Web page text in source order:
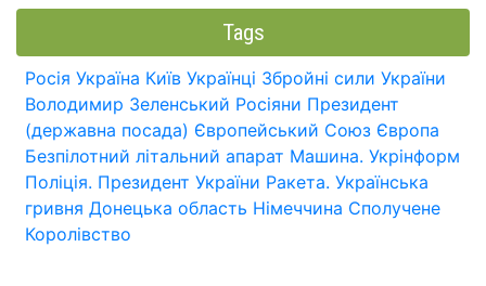
Tags
Росія Україна Київ Українці Збройні сили України
Володимир Зеленський Росіяни Президент
(державна посада) Європейський Союз Європа
Безпілотний літальний апарат Машина. Укрінформ
Поліція. Президент України Ракета. Українська
гривня Донецька область Німеччина Сполучене
Королівство